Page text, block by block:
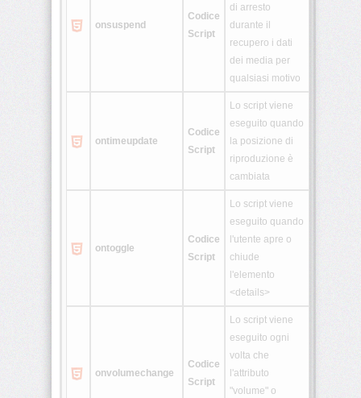
onsuspend
Codice
Script
di arresto
durante il
recupero i dati
dei media per
qualsiasi motivo
ontimeupdate
Codice
Script
Lo script viene
eseguito quando
la posizione di
riproduzione è
cambiata
ontoggle
Codice
Script
Lo script viene
eseguito quando
l'utente apre o
chiude
l'elemento
<details>
onvolumechange
Codice
Script
Lo script viene
eseguito ogni
volta che
l'attributo
"volume" o